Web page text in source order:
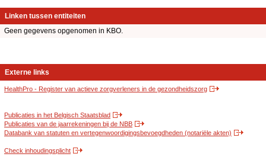
Linken tussen entiteiten
Geen gegevens opgenomen in KBO.
Externe links
HealthPro - Register van actieve zorgverleners in de gezondheidszorg
Publicaties in het Belgisch Staatsblad
Publicaties van de jaarrekeningen bij de NBB
Databank van statuten en vertegenwoordigingsbevoegdheden (notariële akten)
Check inhoudingsplicht